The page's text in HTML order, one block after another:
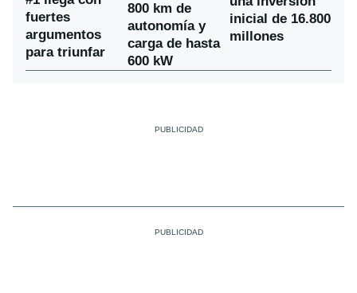
fuertes
argumentos
para triunfar
800 km de
autonomía y
carga de hasta
600 kW
inicial de 16.800
millones